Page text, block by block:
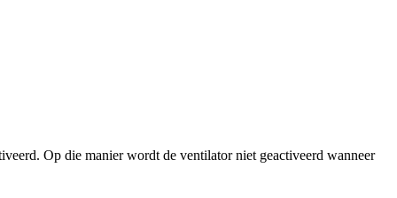
Op die manier wordt de ventilator niet geactiveerd wanneer